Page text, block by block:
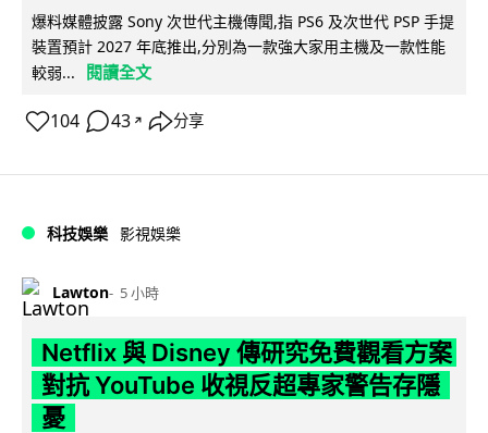
爆料媒體披露 Sony 次世代主機傳聞,指 PS6 及次世代 PSP 手提
裝置預計 2027 年底推出,分別為一款強大家用主機及一款性能
較弱...
閱讀全文
104 43 ↗ 分享
科技娛樂 影視娛樂
Lawton 5 小時
Netflix 與 Disney 傳研究免費觀看方案
對抗 YouTube 收視反超專家警告存隱
憂